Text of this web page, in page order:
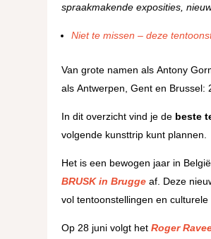
spraakmakende exposities,
Niet te missen – deze
Van grote namen als Antony
als Antwerpen, Gent en Brussel:
In dit overzicht vind je de beste
volgende kunsttrip kunt plannen.
Het is een bewogen jaar in
BRUSK in Brugge af. Deze
vol tentoonstellingen en culturele
Op 28 juni volgt hetRoger